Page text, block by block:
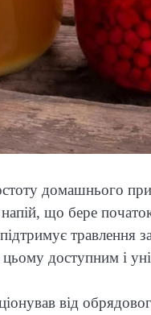
домашнього
що бере
травлення
доступним і
від